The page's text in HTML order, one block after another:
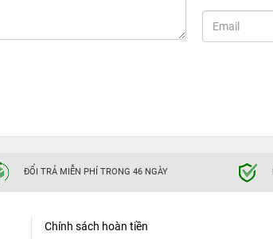
ĐỔI TRẢ MIỄN PHÍ TRONG 46 NGÀY
Chính sách hoàn tiền